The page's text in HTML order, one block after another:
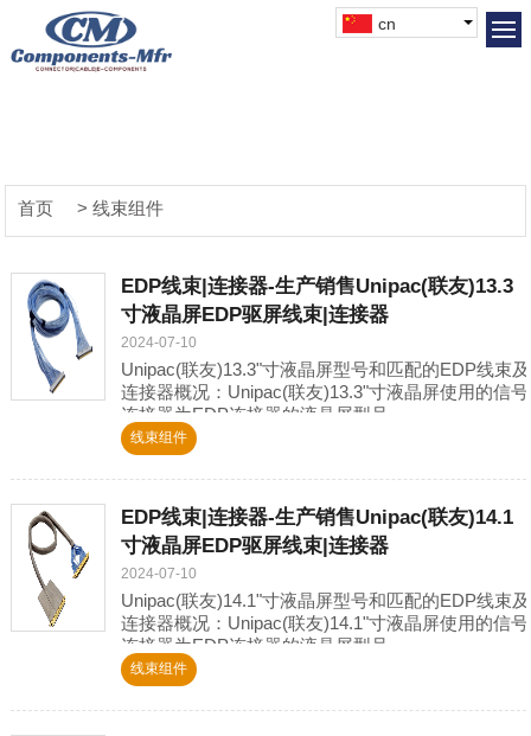
cn
首页 > 线束组件
EDP线束|连接器-生产销售Unipac(联友)13.3
寸液晶屏EDP驱屏线束|连接器
2024-07-10
Unipac(联友)13.3"寸液晶屏型号和匹配的EDP线束及
连接器概况：Unipac(联友)13.3"寸液晶屏使用的信号
连接器为EDP连接器的液晶屏型号
为:UB133X01,UB133X01-2等,
线束组件
EDP线束|连接器-生产销售Unipac(联友)14.1
寸液晶屏EDP驱屏线束|连接器
2024-07-10
Unipac(联友)14.1"寸液晶屏型号和匹配的EDP线束及
连接器概况：Unipac(联友)14.1"寸液晶屏使用的信号
连接器为EDP连接器的液晶屏型号
为:UB141P03,UB141X01,UB1
线束组件